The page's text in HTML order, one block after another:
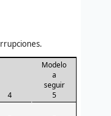
4
Modelo
a
seguir
5